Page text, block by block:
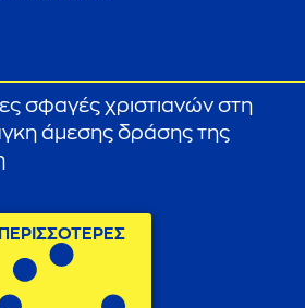
σφαγές χριστιανών στη
άμεσης δράσης της
ΠΕΡΙΣΣΟΤΕΡΕΣ